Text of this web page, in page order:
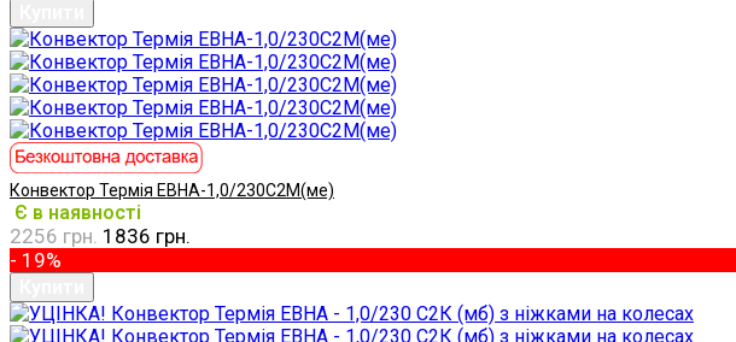
Конвектор Термія ЕВНА-1,0/230С2М(ме)
Є в наявності
2256 грн. 1836 грн.
- 19%